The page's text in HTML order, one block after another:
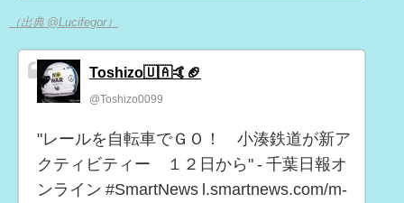
（出典 @Lucifegor）
Toshizo🇺🇦🤙🏈
@Toshizo0099
"レールを自転車でＧＯ！ 小湊鉄道が新ア
クティビティー １２日から" - 千葉日報オ
ンライン #SmartNews l.smartnews.com/m-